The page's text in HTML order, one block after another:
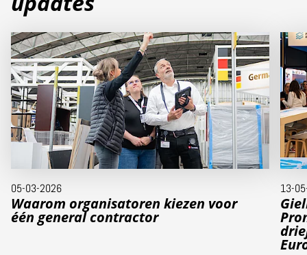
05-03-2026
Waarom organisatoren kiezen voor
één general contractor
13-